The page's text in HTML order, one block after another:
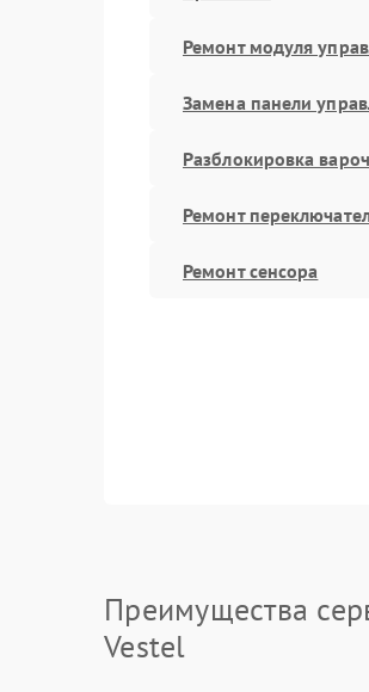
Ремонт модуля
Замена панели
Разблокировка
Ремонт
Ремонт сенсора
Преимущества
Vestel